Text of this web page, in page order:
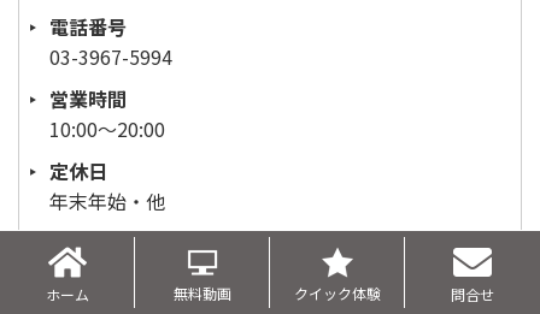
電話番号
03-3967-5994
営業時間
10:00～20:00
定休日
年末年始・他
サイトマップ
ホーム 無料動画 クイック体験 問合せ